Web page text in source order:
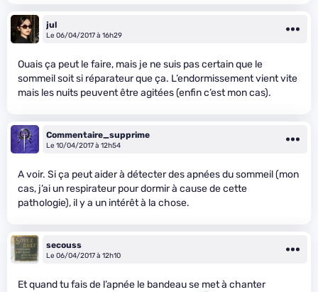
jul
Le 06/04/2017 à 16h29
Ouais ça peut le faire, mais je ne suis pas certain que le
sommeil soit si réparateur que ça. L’endormissement vient vite
mais les nuits peuvent être agitées (enfin c’est mon cas).
Commentaire_supprime
Le 10/04/2017 à 12h54
A voir. Si ça peut aider à détecter des apnées du sommeil (mon
cas, j’ai un respirateur pour dormir à cause de cette
pathologie), il y a un intérêt à la chose.
secouss
Le 06/04/2017 à 12h10
Et quand tu fais de l’apnée le bandeau se met à chanter